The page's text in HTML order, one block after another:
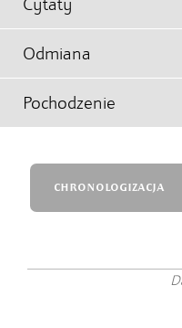
Odmiana
Pochodzenie
CHRONOLOGIZACJA